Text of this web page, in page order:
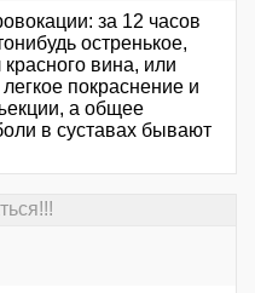
за 12 часов
остренькое,
вина, или
покраснение и
а общее
в суставах бывают